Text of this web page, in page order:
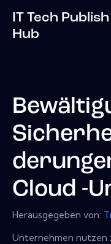
IT Tech Publish
Hub
Cloud -
Herausgegeben von:
Unternehmen nutzen